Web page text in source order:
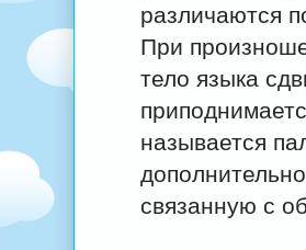
различаются
При
тело языка
называется
связанную с